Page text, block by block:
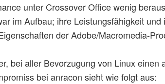
unter Crossover Office wenig
im Aufbau; ihre Leistungsfähigkeit
der Adobe/Macromedia-
bei aller Bevorzugung von Linux
bei anracon sieht wie folgt aus: